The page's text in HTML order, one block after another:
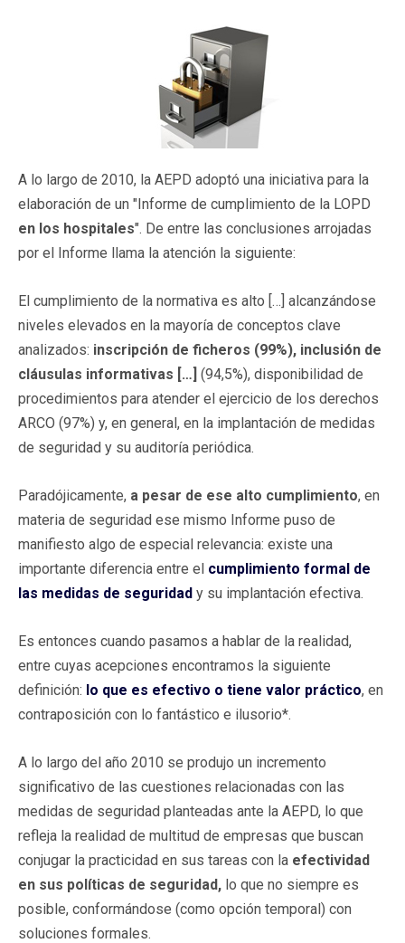
A lo largo de 2010, la AEPD adoptó una iniciativa para la
elaboración de un "Informe de cumplimiento de la LOPD
en los hospitales". De entre las conclusiones arrojadas
por el Informe llama la atención la siguiente:
El cumplimiento de la normativa es alto […] alcanzándose
niveles elevados en la mayoría de conceptos clave
analizados: inscripción de ficheros (99%), inclusión de
cláusulas informativas […] (94,5%), disponibilidad de
procedimientos para atender el ejercicio de los derechos
ARCO (97%) y, en general, en la implantación de medidas
de seguridad y su auditoría periódica.
Paradójicamente, a pesar de ese alto cumplimiento, en
materia de seguridad ese mismo Informe puso de
manifiesto algo de especial relevancia: existe una
importante diferencia entre el cumplimiento formal de
las medidas de seguridad y su implantación efectiva.
Es entonces cuando pasamos a hablar de la realidad,
entre cuyas acepciones encontramos la siguiente
definición: lo que es efectivo o tiene valor práctico, en
contraposición con lo fantástico e ilusorio*.
A lo largo del año 2010 se produjo un incremento
significativo de las cuestiones relacionadas con las
medidas de seguridad planteadas ante la AEPD, lo que
refleja la realidad de multitud de empresas que buscan
conjugar la practicidad en sus tareas con la efectividad
en sus políticas de seguridad, lo que no siempre es
posible, conformándose (como opción temporal) con
soluciones formales.